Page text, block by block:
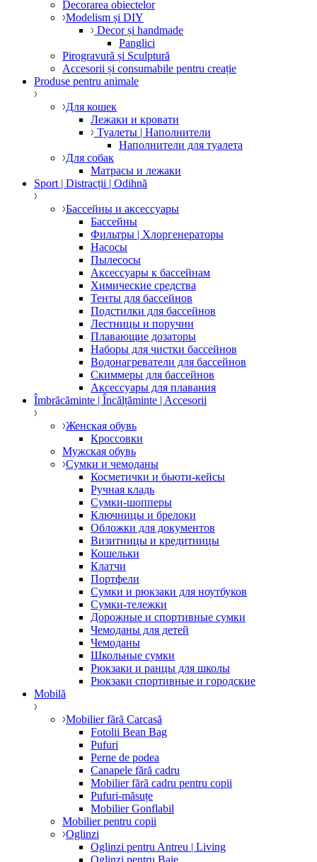
Decorarea obiectelor
Modelism și DIY
Decor și handmade
Panglici
Pirogravură și Sculptură
Accesorii și consumabile pentru creație
Produse pentru animale
Для кошек
Лежаки и кровати
Туалеты | Наполнители
Наполнители для туалета
Для собак
Матрасы и лежаки
Sport | Distracții | Odihnă
Бассейны и аксессуары
Бассейны
Фильтры | Хлоргенераторы
Насосы
Пылесосы
Аксессуары к бассейнам
Химические средства
Тенты для бассейнов
Подстилки для бассейнов
Лестницы и поручни
Плавающие дозаторы
Наборы для чистки бассейнов
Водонагреватели для бассейнов
Скиммеры для бассейнов
Аксессуары для плавания
Îmbrăcăminte | Încălțăminte | Accesorii
Женская обувь
Кроссовки
Мужская обувь
Сумки и чемоданы
Косметички и бьюти-кейсы
Ручная кладь
Сумки-шопперы
Ключницы и брелоки
Обложки для документов
Визитницы и кредитницы
Кошельки
Клатчи
Портфели
Сумки и рюкзаки для ноутбуков
Сумки-тележки
Дорожные и спортивные сумки
Чемоданы для детей
Чемоданы
Школьные сумки
Рюкзаки и ранцы для школы
Рюкзаки спортивные и городские
Mobilă
Mobilier fără Carcasă
Fotolii Bean Bag
Pufuri
Perne de podea
Canapele fără cadru
Mobilier fără cadru pentru copii
Pufuri-măsuțe
Mobilier Gonflabil
Mobilier pentru copii
Oglinzi
Oglinzi pentru Antreu | Living
Oglinzi pentru Baie